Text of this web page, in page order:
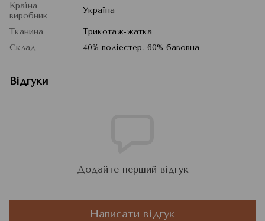
Країна
виробник
Україна
Тканина
Трикотаж-жатка
Склад
40% поліестер, 60% бавовна
Відгуки
Додайте перший відгук
Написати відгук